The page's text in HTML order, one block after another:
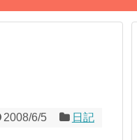
2008/6/5 日記